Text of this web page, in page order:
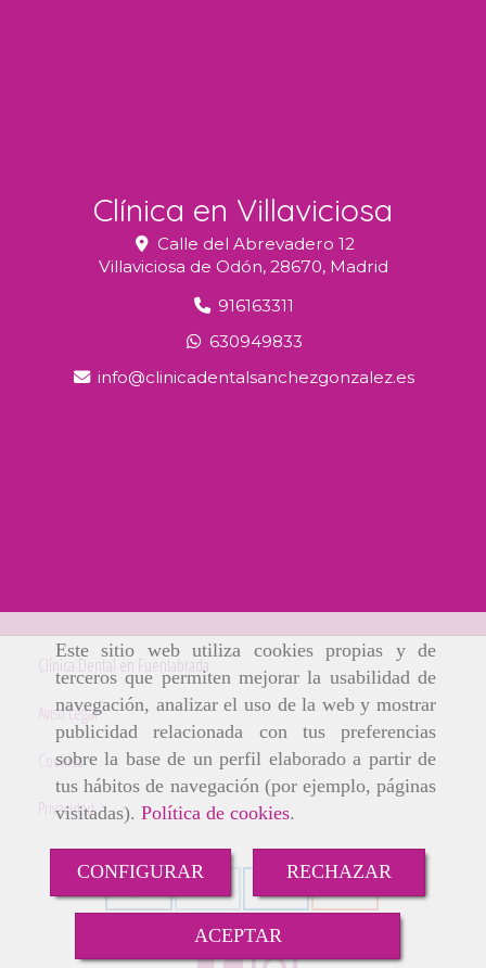
Este sitio web utiliza cookies propias y de
terceros que permiten mejorar la usabilidad de
navegación, analizar el uso de la web y mostrar
publicidad relacionada con tus preferencias
sobre la base de un perfil elaborado a partir de
tus hábitos de navegación (por ejemplo, páginas
visitadas). Política de cookies.
CONFIGURAR RECHAZAR
ACEPTAR
Clínica en Villaviciosa
Calle del Abrevadero 12
Villaviciosa de Odón, 28670, Madrid
916163311
630949833
info
clinicadentalsanchezgonzalez.es
Clínica Dental en Fuenlabrada
Aviso Legal
Cookies
Privacidad